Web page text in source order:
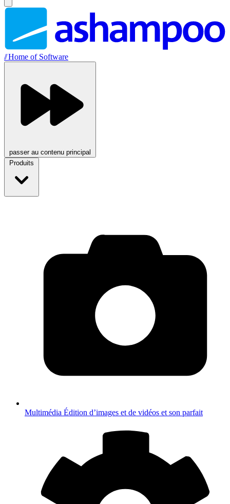
//Home of Software
passer au contenu principal
Produits
Multimédia Édition d’images et de vidéos et son parfait